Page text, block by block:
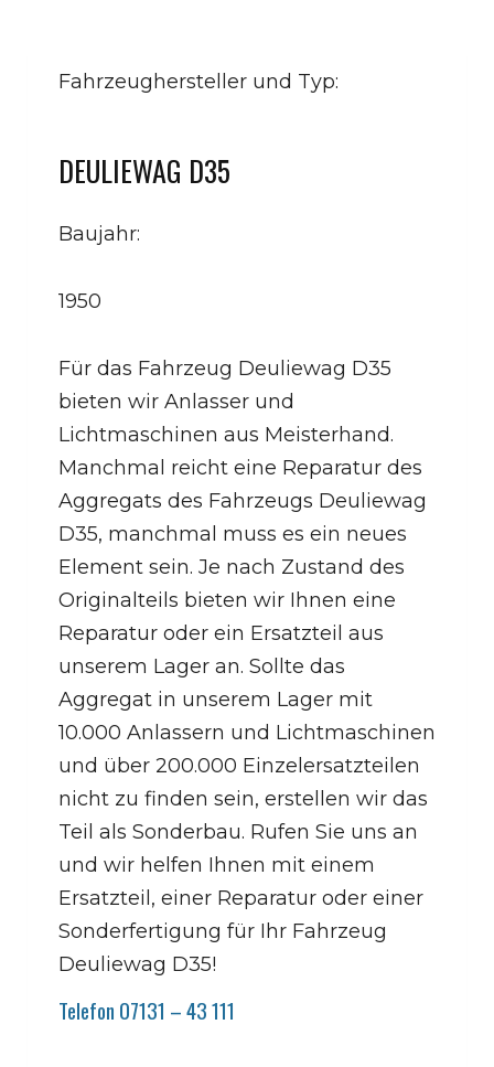
Fahrzeughersteller und Typ:
DEULIEWAG D35
Baujahr:
1950
Für das Fahrzeug Deuliewag D35
bieten wir Anlasser und
Lichtmaschinen aus Meisterhand.
Manchmal reicht eine Reparatur des
Aggregats des Fahrzeugs Deuliewag
D35, manchmal muss es ein neues
Element sein. Je nach Zustand des
Originalteils bieten wir Ihnen eine
Reparatur oder ein Ersatzteil aus
unserem Lager an. Sollte das
Aggregat in unserem Lager mit
10.000 Anlassern und Lichtmaschinen
und über 200.000 Einzelersatzteilen
nicht zu finden sein, erstellen wir das
Teil als Sonderbau. Rufen Sie uns an
und wir helfen Ihnen mit einem
Ersatzteil, einer Reparatur oder einer
Sonderfertigung für Ihr Fahrzeug
Deuliewag D35!
Telefon 07131 – 43 111